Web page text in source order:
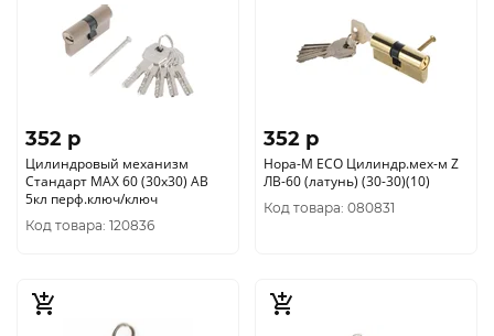
352 p
Цилиндровый механизм
Стандарт MAX 60 (30х30) AB
5кл перф.ключ/ключ
Код товара: 120836
352 p
Нора-М ЕСО Цилиндр.мех-м Z
ЛВ-60 (латунь) (30-30)(10)
Код товара: 080831